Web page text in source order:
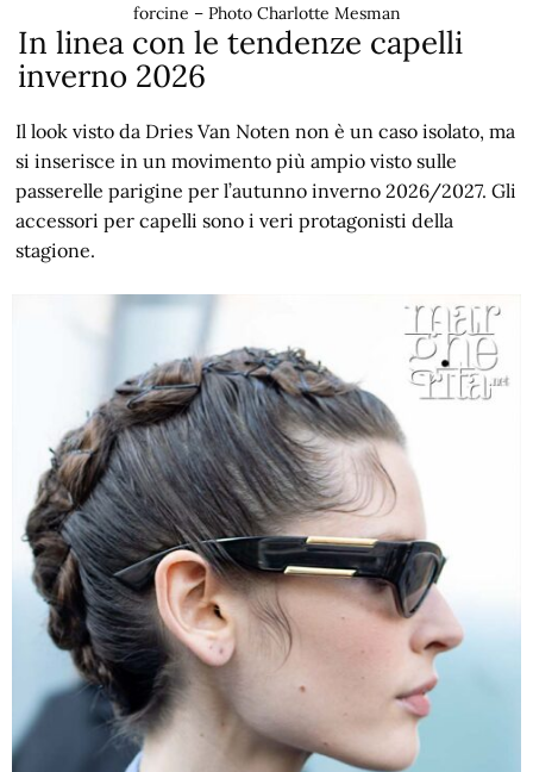
forcine – Photo Charlotte Mesman
In linea con le tendenze capelli
inverno 2026
Il look visto da Dries Van Noten non è un caso isolato, ma
si inserisce in un movimento più ampio visto sulle
passerelle parigine per l’autunno inverno 2026/2027. Gli
accessori per capelli sono i veri protagonisti della
stagione.